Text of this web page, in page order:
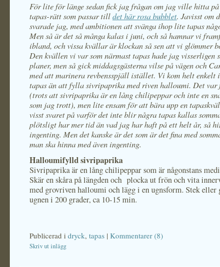
För lite för länge sedan fick jag frågan om jag ville hitta
tapas-rätt som passar tilldet här rosa bubblet. Javisst om
svarade jag, med ambitionen att svänga ihop lite tapas
Men så är det så många kalas i juni, och så hamnar vi
ibland, och vissa kvällar är klockan så sen att vi glömmer
Den kvällen vi var som närmast tapas hade jag visserligen
planer, men så gick middagsgästerna vilse på vägen och
med att marinera revbensspjäll istället. Vi kom helt enkelt
tapas än att fylla sivripaprika med riven halloumi. Det var
(trots att sivripaprika är en lång chilipeppar och inte en
som jag trott), men lite ensam för att bära upp en
visst svaret på varför det inte blir några tapas kallas
plötsligt har mer tid än vad jag har haft på ett helt år, så
ingenting. Men det kanske är det som är det fina med
man ska hinna med även ingenting.
Halloumifylld sivripaprika
Sivripaprika är en lång chilipeppar som är någonstans
Skär en skåra på längden och plocka ut frön och vita
med grovriven halloumi och lägg i en ugnsform. Stek
ugnen i 200 grader, ca 10-15 min.
Publicerad i dryck, tapas | Kommentarer (8)
Skriv ut inlägg